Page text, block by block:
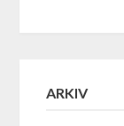
ARKIV